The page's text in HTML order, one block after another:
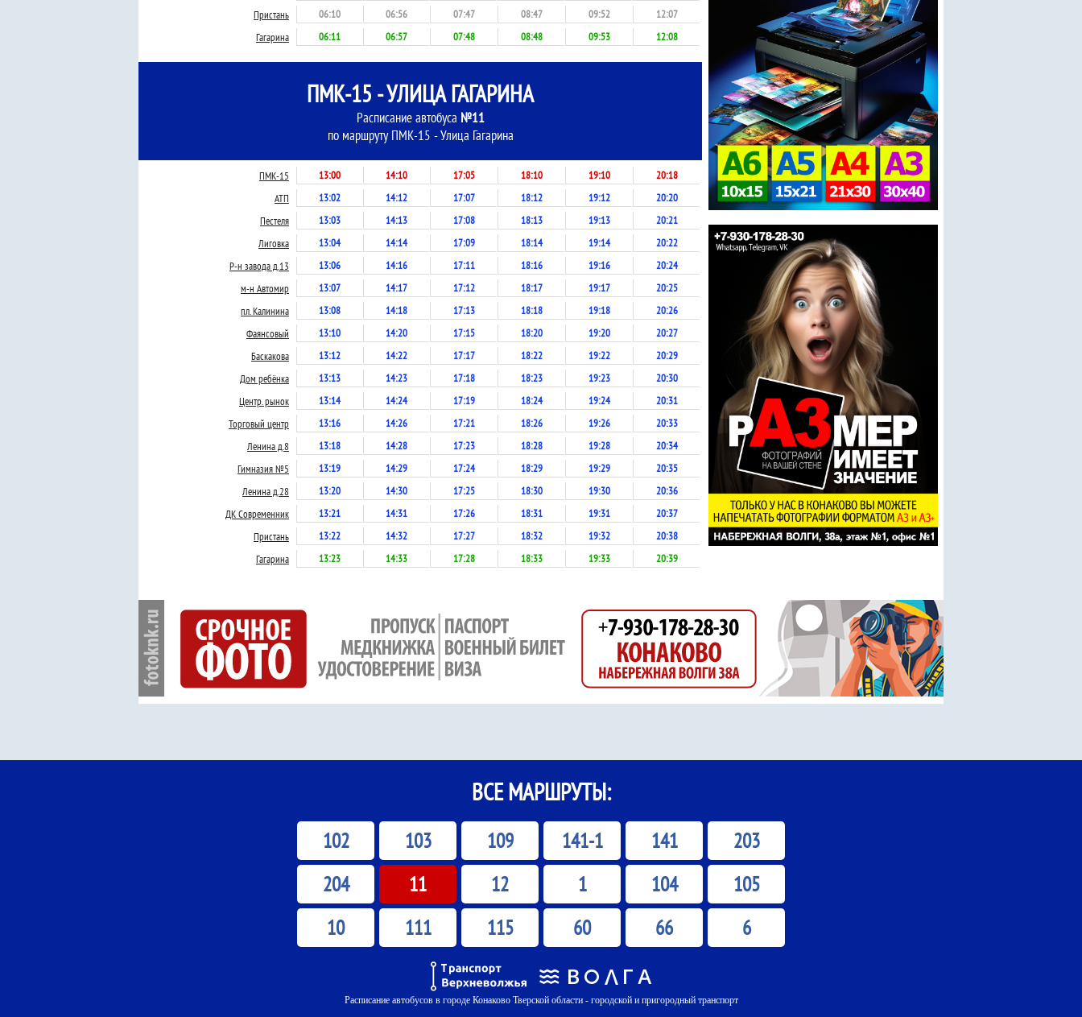
Пристань
06:10 06:56 07:47 08:47 09:52
12:07
Гагарина
06:11 06:57 07:48 08:48 09:53 12:08
ПМК-15 - УЛИЦА ГАГАРИНА
Расписание автобуса №11
по маршруту ПМК-15 - Улица Гагарина
ПМК-15 13:00 14:10 17:05 18:10 19:10
20:18
АТП
13:02 14:12 17:07 18:12 19:12
20:20
Пестеля
13:03 14:13 17:08 18:13 19:13
20:21
Лиговка
13:04 14:14 17:09 18:14 19:14
20:22
Р-н завода д.13
13:06 14:16 17:11 18:16 19:16
20:24
м-н Автомир
13:07 14:17 17:12 18:17 19:17
20:25
пл. Калинина
13:08 14:18 17:13 18:18 19:18
20:26
Фаянсовый
13:10 14:20 17:15 18:20 19:20
20:27
Баскакова
13:12 14:22 17:17 18:22 19:22
20:29
Дом ребёнка
13:13 14:23 17:18 18:23 19:23
20:30
Центр. рынок
13:14 14:24 17:19 18:24 19:24
20:31
Торговый центр
13:16 14:26 17:21 18:26 19:26
20:33
Ленина д.8
13:18 14:28 17:23 18:28 19:28
20:34
Гимназия №5
13:19 14:29 17:24 18:29 19:29
20:35
Ленина д.28
13:20 14:30 17:25 18:30 19:30
20:36
ДК Современник
13:21 14:31 17:26 18:31 19:31
20:37
Пристань
13:22 14:32 17:27 18:32 19:32
20:38
Гагарина
13:23 14:33 17:28 18:33 19:33 20:39
ВСЕ МАРШРУТЫ:
102 103 109 141-1 141
203
204
11 12 1 104
105
10
111 115 60 66 6
Расписание автобусов в городе Конаково Тверской области - городской и пригородный транспорт